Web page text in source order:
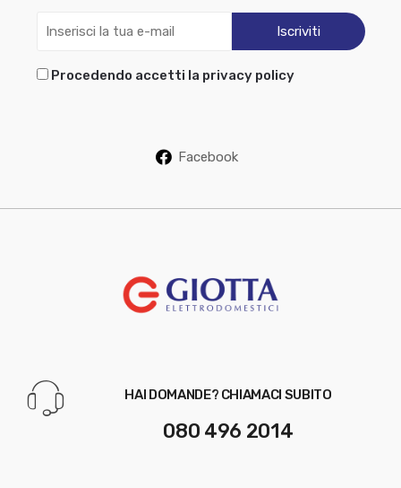
Procedendo accetti la privacy policy
Facebook
HAI DOMANDE? CHIAMACI SUBITO
080 496 2014